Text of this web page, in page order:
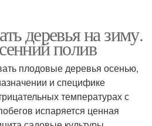
деревья на зиму.
полив
плодовые деревья осенью,
и специфике
температурах с
испаряется ценная